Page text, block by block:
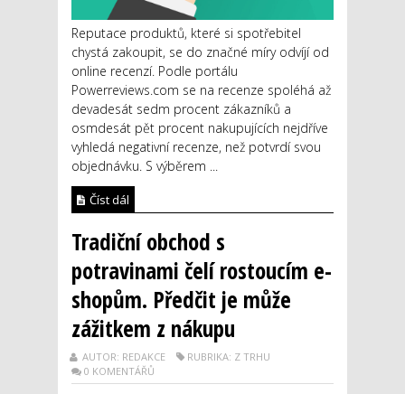
Reputace produktů, které si spotřebitel
chystá zakoupit, se do značné míry odvíjí od
online recenzí. Podle portálu
Powerreviews.com se na recenze spoléhá až
devadesát sedm procent zákazníků a
osmdesát pět procent nakupujících nejdříve
vyhledá negativní recenze, než potvrdí svou
objednávku. S výběrem ...
Číst dál
Tradiční obchod s
potravinami čelí rostoucím e-
shopům. Předčit je může
zážitkem z nákupu
AUTOR: REDAKCE
RUBRIKA: Z TRHU
0 KOMENTÁŘŮ